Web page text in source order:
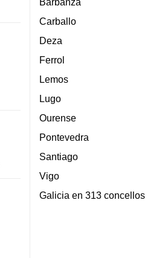
Carballo
Deza
Ferrol
Lemos
Lugo
Ourense
Pontevedra
Santiago
Vigo
Galicia en 313 concellos